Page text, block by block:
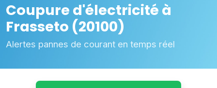
Coupure d'électricité à
Frasseto (20100)
Alertes pannes de courant en temps réel